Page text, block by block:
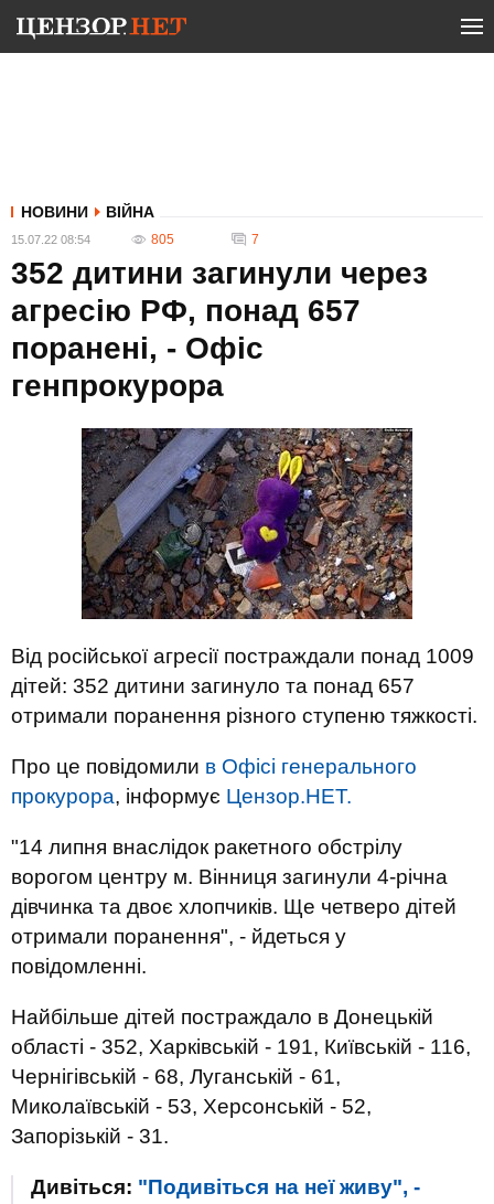
НОВИНИ ВІЙНА
15.07.22 08:54 805 7
352 дитини загинули через
агресію РФ, понад 657
поранені, - Офіс
генпрокурора
Від російської агресії постраждали понад 1009
дітей: 352 дитини загинуло та понад 657
отримали поранення різного ступеню тяжкості.
Про це повідомили в Офісі генерального
прокурора, інформує Цензор.НЕТ.
"14 липня внаслідок ракетного обстрілу
ворогом центру м. Вінниця загинули 4-річна
дівчинка та двоє хлопчиків. Ще четверо дітей
отримали поранення", - йдеться у
повідомленні.
Найбільше дітей постраждало в Донецькій
області - 352, Харківській - 191, Київській - 116,
Чернігівській - 68, Луганській - 61,
Миколаївській - 53, Херсонській - 52,
Запорізькій - 31.
Дивіться: "Подивіться на неї живу", -